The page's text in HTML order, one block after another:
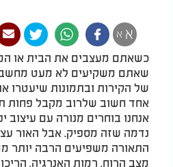
א א
כשאתם מעצבים את הבית או
שאתם משקיעים לא מעט
של הקירות ובתמונות שיעטרו
אחד חשוב שלרוב מקבל פחות
אנחנו בוחרים מנורה עם עיצוב
נדמה שזה מספיק. אבל האור
התאורה משפיעים הרבה יותר
מצב הרוח, רמות האנרגיה,